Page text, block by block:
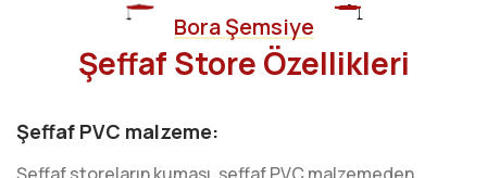
Bora Şemsiye
Şeffaf Store Özellikleri
Şeffaf PVC malzeme: